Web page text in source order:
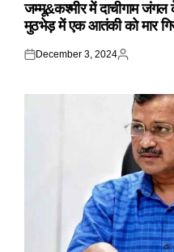
जम्मू&कश्मीर में दाचीगाम जंगल
मुठभेड़ में एक आतंकी को मार
Posted
December 3, 2024
Posted